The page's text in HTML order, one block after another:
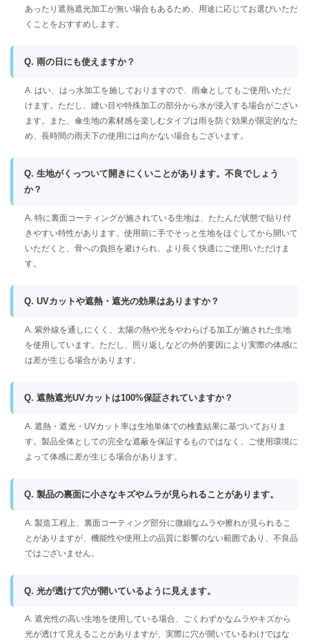
あったり遮熱遮光加工が無い場合もあるため、用途に応じてお選びいただ
くことをおすすめします。
Q. 雨の日にも使えますか？
A. はい、はっ水加工を施しておりますので、雨傘としてもご使用いただ
けます。ただし、縫い目や特殊加工の部分から水が浸入する場合がござい
ます。また、傘生地の素材感を楽しむタイプは雨を防ぐ効果が限定的なた
め、長時間の雨天下の使用には向かない場合もございます。
Q. 生地がくっついて開きにくいことがあります。不良でしょう
か？
A. 特に裏面コーティングが施されている生地は、たたんだ状態で貼り付
きやすい特性があります。使用前に手でそっと生地をほぐしてから開いて
いただくと、骨への負担を避けられ、より長く快適にご使用いただけま
す。
Q. UVカットや遮熱・遮光の効果はありますか？
A. 紫外線を通しにくく、太陽の熱や光をやわらげる加工が施された生地
を使用しています。ただし、照り返しなどの外的要因により実際の体感に
は差が生じる場合があります。
Q. 遮熱遮光UVカットは100%保証されていますか？
A. 遮熱・遮光・UVカット率は生地単体での検査結果に基づいておりま
す。製品全体としての完全な遮蔽を保証するものではなく、ご使用環境に
よって体感に差が生じる場合があります。
Q. 製品の裏面に小さなキズやムラが見られることがあります。
A. 製造工程上、裏面コーティング部分に微細なムラや擦れが見られるこ
とがありますが、機能性や使用上の品質に影響のない範囲であり、不良品
ではございません。
Q. 光が透けて穴が開いているように見えます。
A. 遮光性の高い生地を使用している場合、ごくわずかなムラやキズから
光が透けて見えることがありますが、実際に穴が開いているわけではな